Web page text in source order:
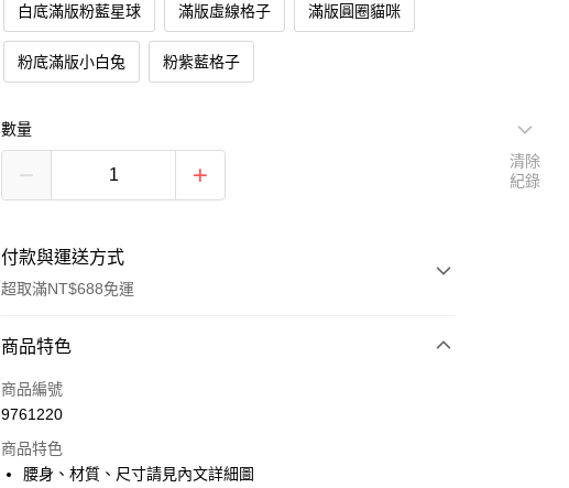
白底滿版粉藍星球 滿版虛線格子 滿版圓圈貓咪
粉底滿版小白兔 粉紫藍格子
數量
付款與運送方式
超取滿NT$688免運
付款方式
信用卡一次付款
LINE Pay
商品特色
商品編號
9761220
商品特色
腰身、材質、尺寸請見內文詳細圖
清除
紀錄